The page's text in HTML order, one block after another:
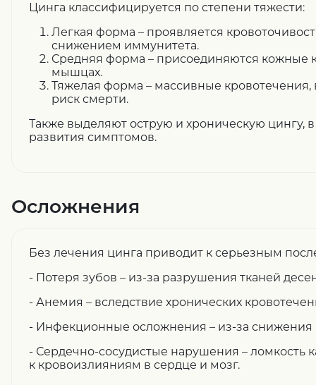
Цинга классифицируется по степени тяжести:
Легкая форма – проявляется
снижением иммунитета.
Средняя форма – присоединяются кожные
мышцах.
Тяжелая форма – массивные
риск смерти.
Также выделяют острую и хроническую цингу,
развития симптомов.
Осложнения
Без лечения цинга приводит к серьезным
- Потеря зубов – из-за разрушения тканей
- Анемия – вследствие хронических
- Инфекционные осложнения – из-за снижения
- Сердечно-сосудистые нарушения – ломкость
к кровоизлияниям в сердце и мозг.